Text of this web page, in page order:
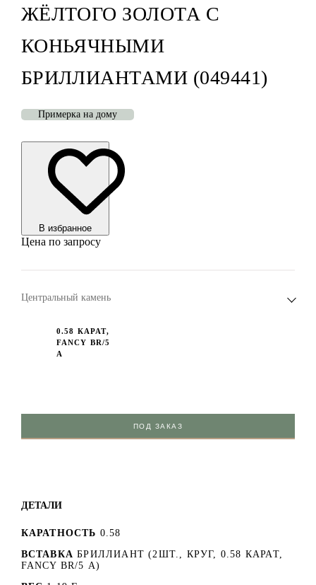
ЖЁЛТОГО ЗОЛОТА С
КОНЬЯЧНЫМИ
БРИЛЛИАНТАМИ (049441)
Примерка на дому
В избранноe
Цена по запросу
Центральный камень
0.58 КАРАТ,
FANCY BR/5
А
ПОД ЗАКАЗ
ДЕТАЛИ
КАРАТНОСТЬ 0.58
ВСТАВКА БРИЛЛИАНТ (2ШТ., КРУГ, 0.58 КАРАТ,
FANCY BR/5 А)